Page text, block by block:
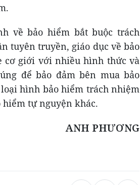
về bảo hiểm bắt buộc trách
tuyên truyền, giáo dục về bảo
cơ giới với nhiều hình thức và
để bảo đảm bên mua bảo
hình bảo hiểm trách nhiệm
tự nguyện khác.
ANH PHƯƠNG